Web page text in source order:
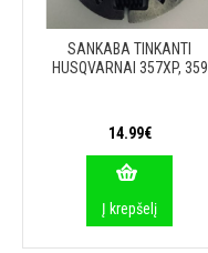
SANKABA TINKANTI
HUSQVARNAI 357XP, 359
14.99€
Į krepšelį